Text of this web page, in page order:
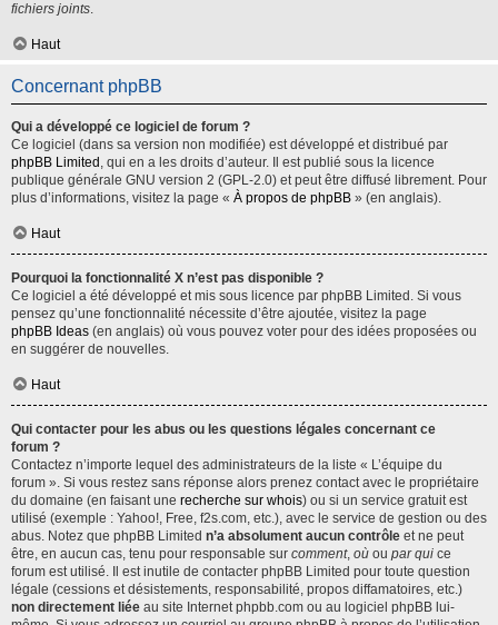
fichiers joints.
Haut
Concernant phpBB
Qui a développé ce logiciel de forum ?
Ce logiciel (dans sa version non modifiée) est développé et distribué par
phpBB Limited , qui en a les droits d’auteur. Il est publié sous la licence
publique générale GNU version 2 (GPL-2.0) et peut être diffusé librement. Pour
plus d’informations, visitez la page « À propos de phpBB » (en anglais).
Haut
Pourquoi la fonctionnalité X n’est pas disponible ?
Ce logiciel a été développé et mis sous licence par phpBB Limited. Si vous
pensez qu’une fonctionnalité nécessite d’être ajoutée, visitez la page
phpBB Ideas (en anglais) où vous pouvez voter pour des idées proposées ou
en suggérer de nouvelles.
Haut
Qui contacter pour les abus ou les questions légales concernant ce
forum ?
Contactez n’importe lequel des administrateurs de la liste « L’équipe du
forum ». Si vous restez sans réponse alors prenez contact avec le propriétaire
du domaine (en faisant une recherche sur whois) ou si un service gratuit est
utilisé (exemple : Yahoo!, Free, f2s.com, etc.), avec le service de gestion ou des
abus. Notez que phpBB Limited n’a absolument aucun contrôle et ne peut
être, en aucun cas, tenu pour responsable sur comment, où ou par qui ce
forum est utilisé. Il est inutile de contacter phpBB Limited pour toute question
légale (cessions et désistements, responsabilité, propos diffamatoires, etc.)
non directement liée au site Internet phpbb.com ou au logiciel phpBB lui-